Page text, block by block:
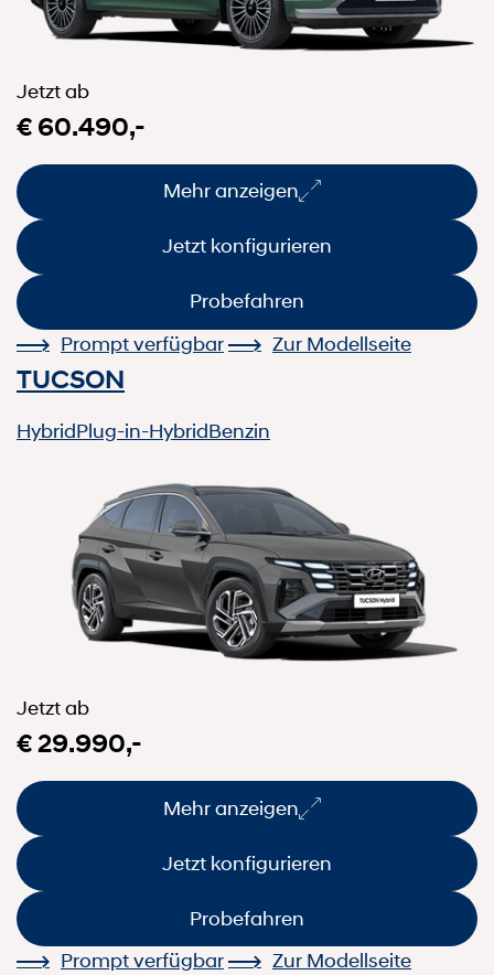
Jetzt ab
€ 60.490,-
Mehr anzeigen
Jetzt konfigurieren
Probefahren
Prompt verfügbar
Zur Modellseite
TUCSON
HybridPlug-in-HybridBenzin
Jetzt ab
€ 29.990,-
Mehr anzeigen
Jetzt konfigurieren
Probefahren
Prompt verfügbar
Zur Modellseite